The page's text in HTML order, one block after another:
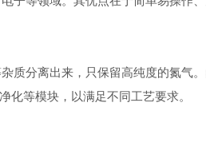
分离出来，只保留高纯度的氮气
等模块，以满足不同工艺要求。